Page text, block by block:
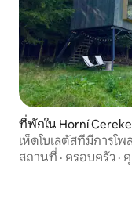
ที่พักใน Horní
เห็ดโบเลตัสที่มีการโพ
สถานที่ · ครอบครัว ·